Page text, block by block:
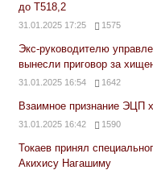
до Т518,2
31.01.2025 17:25 1575
Экс-руководителю
вынесли приговор за
31.01.2025 16:54 1642
Взаимное признание ЭЦП
31.01.2025 16:42 1590
Токаев принял
Акихису Нагашиму